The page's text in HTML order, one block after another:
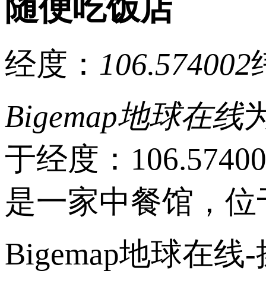
随便吃饭店
经度： 106.574002
Bigemap地球在线
于经度：
是一家中餐馆，
Bigemap地球在线